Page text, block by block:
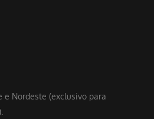
e Nordeste (exclusivo para